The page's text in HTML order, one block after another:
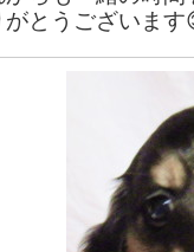
がとうございます